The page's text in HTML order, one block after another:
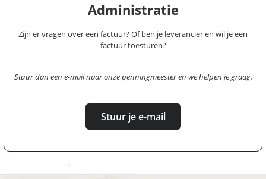
Administratie
Zijn er vragen over een factuur? Of ben je leverancier en wil je een
factuur toesturen?
Stuur dan een e-mail naar onze penningmeester en we helpen je graag.
Stuur je e-mail